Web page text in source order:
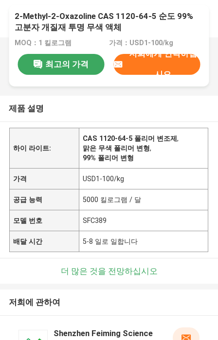
2-Methyl-2-Oxazoline CAS 1120-64-5 순도 99%
고분자 개질재 투명 무색 액체
MOQ：1 킬로그램 가격：USD1-100/kg
최고의 가격
저희에게 연락하십
시오
제품 설명
하이 라이트:
CAS 1120-64-5 폴리머 변조제,
맑은 무색 폴리머 변형,
99% 폴리머 변형
가격 USD1-100/kg
공급 능력 5000 킬로그램 / 달
모델 번호 SFC389
배달 시간 5-8 일로 일합니다
더 많은 것을 전망하십시오
저희에 관하여
Shenzhen Feiming Science